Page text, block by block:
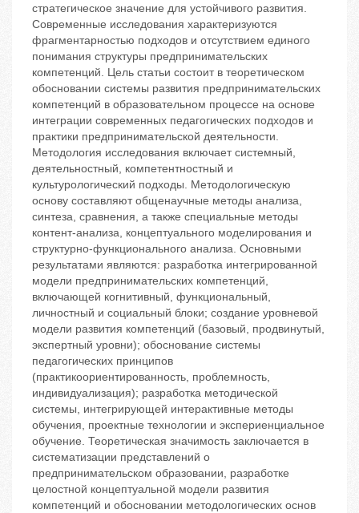
стратегическое значение для устойчивого развития.
Современные исследования характеризуются
фрагментарностью подходов и отсутствием единого
понимания структуры предпринимательских
компетенций. Цель статьи состоит в теоретическом
обосновании системы развития предпринимательских
компетенций в образовательном процессе на основе
интеграции современных педагогических подходов и
практики предпринимательской деятельности.
Методология исследования включает системный,
деятельностный, компетентностный и
культурологический подходы. Методологическую
основу составляют общенаучные методы анализа,
синтеза, сравнения, а также специальные методы
контент-анализа, концептуального моделирования и
структурно-функционального анализа. Основными
результатами являются: разработка интегрированной
модели предпринимательских компетенций,
включающей когнитивный, функциональный,
личностный и социальный блоки; создание уровневой
модели развития компетенций (базовый, продвинутый,
экспертный уровни); обоснование системы
педагогических принципов
(практикоориентированность, проблемность,
индивидуализация); разработка методической
системы, интегрирующей интерактивные методы
обучения, проектные технологии и экспериенциальное
обучение. Теоретическая значимость заключается в
систематизации представлений о
предпринимательском образовании, разработке
целостной концептуальной модели развития
компетенций и обосновании методологических основ